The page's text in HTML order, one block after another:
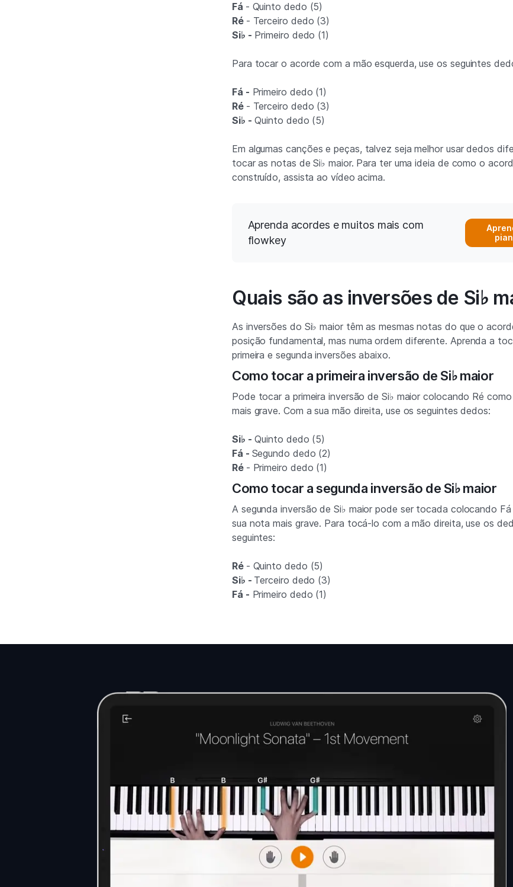
Fá - Quinto dedo (5)
Ré - Terceiro dedo (3)
Si♭ - Primeiro dedo (1)
Para tocar o acorde com a mão esquerda, use os seguintes
Fá - Primeiro dedo (1)
Ré - Terceiro dedo (3)
Si♭ - Quinto dedo (5)
Em algumas canções e peças, talvez seja melhor usar dedos
tocar as notas de Si♭ maior. Para ter uma ideia de como o
construído, assista ao vídeo acima.
Aprenda acordes e muitos mais com
flowkey
Quais são as inversões de Si♭
As inversões do Si♭ maior têm as mesmas notas do que o
posição fundamental, mas numa ordem diferente. Aprenda a
primeira e segunda inversões abaixo.
Como tocar a primeira inversão de Si♭ maior
Pode tocar a primeira inversão de Si♭ maior colocando Ré
mais grave. Com a sua mão direita, use os seguintes dedos:
Si♭ - Quinto dedo (5)
Fá - Segundo dedo (2)
Ré - Primeiro dedo (1)
Como tocar a segunda inversão de Si♭ maior
A segunda inversão de Si♭ maior pode ser tocada colocando
sua nota mais grave. Para tocá-lo com a mão direita, use os
seguintes:
Ré - Quinto dedo (5)
Si♭ - Terceiro dedo (3)
Fá - Primeiro dedo (1)